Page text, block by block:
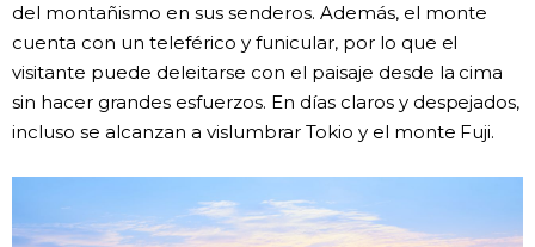
del montañismo en sus senderos. Además, el monte
cuenta con un teleférico y funicular, por lo que el
visitante puede deleitarse con el paisaje desde la cima
sin hacer grandes esfuerzos. En días claros y despejados,
incluso se alcanzan a vislumbrar Tokio y el monte Fuji.